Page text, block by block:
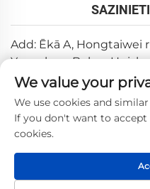
Add: Ēkā A, Hongtaiwei
Yuanzhou, Boluo,
E-pasts:[email
Tālrunis:+86-0752-
Autortiesības © 2025,
We value your
We use cookies and
If you don't want to accept
cookies.